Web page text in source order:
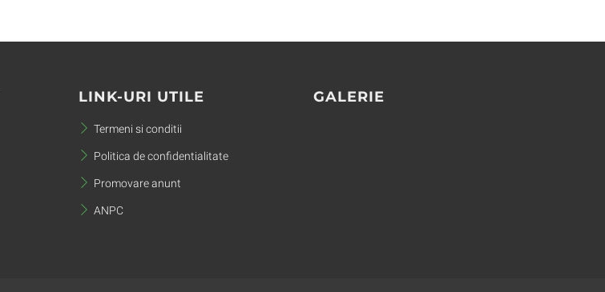
LINK-URI UTILE
Termeni si conditii
Politica de confidentialitate
Promovare anunt
ANPC
GALERIE